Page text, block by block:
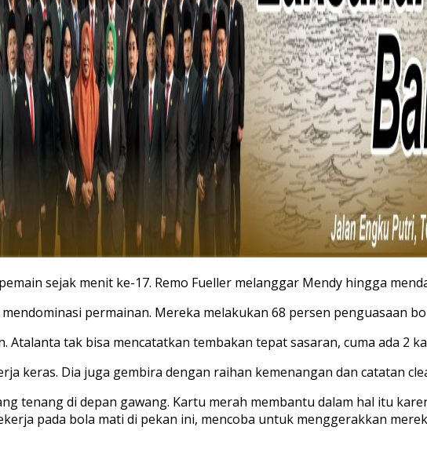
sejak menit ke-17. Remo Fueller melanggar Mendy hingga
permainan. Mereka melakukan 68 persen penguasaan
Atalanta tak bisa mencatatkan tembakan tepat sasaran, cuma ada 2
keras. Dia juga gembira dengan raihan kemenangan dan catatan
tenang di depan gawang. Kartu merah membantu dalam hal itu
pada bola mati di pekan ini, mencoba untuk menggerakkan